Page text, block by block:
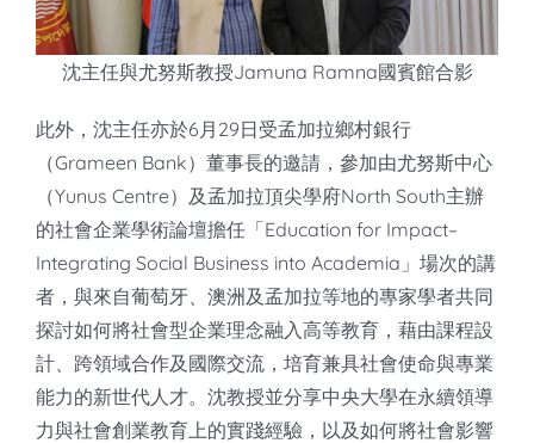
沈主任與尤努斯教授Jamuna Ramna國賓館合影
此外，沈主任亦於6月29日受孟加拉鄉村銀行
（Grameen Bank）董事長的邀請，參加由尤努斯中心
（Yunus Centre）及孟加拉頂尖學府North South主辦
的社會企業學術論壇擔任「Education for Impact–
Integrating Social Business into Academia」場次的講
者，與來自葡萄牙、澳洲及孟加拉等地的專家學者共同
探討如何將社會型企業理念融入高等教育，藉由課程設
計、跨領域合作及國際交流，培育兼具社會使命與專業
能力的新世代人才。沈教授並分享中央大學在永續領導
力與社會創業教育上的實踐經驗，以及如何將社會影響